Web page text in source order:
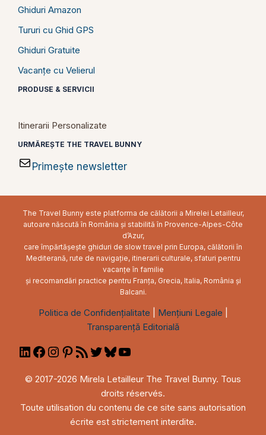
Ghiduri Amazon
Tururi cu Ghid GPS
Ghiduri Gratuite
Vacanțe cu Velierul
PRODUSE & SERVICII
Itinerarii Personalizate
URMĂREȘTE THE TRAVEL BUNNY
Primește newsletter
The Travel Bunny este platforma de călătorii a Mirelei Letailleur,
autoare născută în România și stabilită în Provence-Alpes-Côte
d’Azur,
care împărtășește ghiduri de slow travel prin Europa, călătorii în
Mediterană, rute de navigație, itinerarii culturale, sfaturi pentru
vacanțe în familie
și recomandări practice pentru Franța, Grecia, Italia, România și
Balcani.
Politica de Confidențialitate Mențiuni Legale
Transparență Editorială
LinkedIn
Facebook
Instagram
Pinterest
RSSTwitterBluesky
© 2017-2026 Mirela Letailleur The Travel Bunny. Tous
droits réservés.
Toute utilisation du contenu de ce site sans autorisation
écrite est strictement interdite.